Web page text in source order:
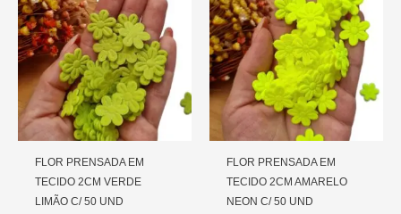
FLOR PRENSADA EM
TECIDO 2CM VERDE
LIMÃO C/ 50 UND
FLOR PRENSADA EM
TECIDO 2CM AMARELO
NEON C/ 50 UND